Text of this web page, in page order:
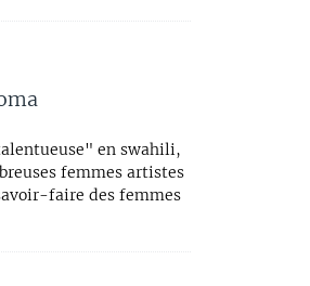
en swahili,
femmes artistes
faire des femmes